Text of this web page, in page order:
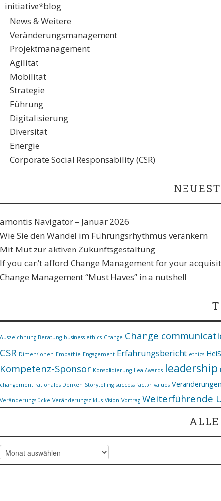
initiative*blog
News & Weitere
Veränderungsmanagement
Projektmanagement
Agilität
Mobilität
Strategie
Führung
Digitalisierung
Diversität
Energie
Corporate Social Responsability (CSR)
amontis Navigator – Januar 2026
Wie Sie den Wandel im Führungsrhythmus verankern​
Mit Mut zur aktiven Zukunftsgestaltung
If you can’t afford Change Management for your
Change Management “Must Haves” in a nutshell
Auszeichnung Beratung business ethics Change Change
CSR Dimensionen Empathie Engagement Erfahrungsbericht ethics
Kompetenz-Sponsor Konsolidierung Lea Awards leadership
changement rationales Denken Storytelling success factor values Veränderungen
Veränderungslücke Veränderungsziklus Vision Vortrag Weiterführende
Alle Artikel